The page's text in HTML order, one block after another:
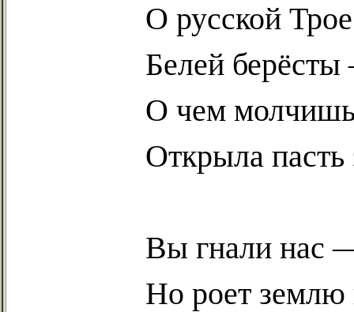
О русской
Белей
О чем
Открыла пасть
Вы гнали нас
Но роет землю